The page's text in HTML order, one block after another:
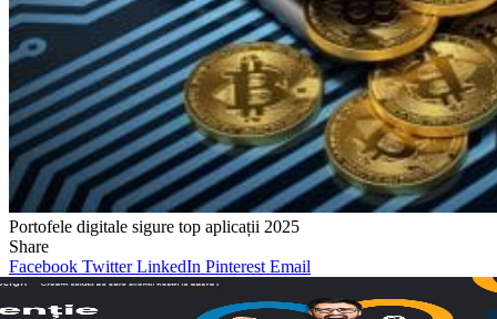
Portofele digitale sigure top aplicații 2025
Share
Facebook Twitter LinkedIn Pinterest Email